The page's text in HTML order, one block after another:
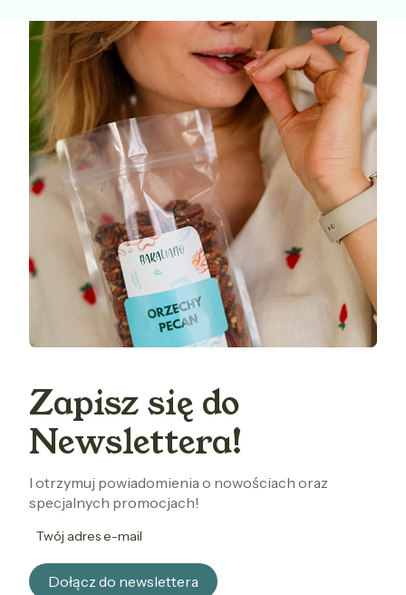
Zapisz się do
Newslettera!
I otrzymuj powiadomienia o nowościach oraz
specjalnych promocjach!
Twój adres e-mail
Dołącz do newslettera